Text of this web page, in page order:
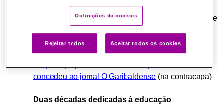
— Imprimi tanto certificado aqui em casa que tive que
faltou lugar! — se diverte.
concedeu ao jornal O Garibaldense (na contracapa)
Duas décadas dedicadas à educação
Definições de cookies
Rejeitar todos Aceitar todos os cookies